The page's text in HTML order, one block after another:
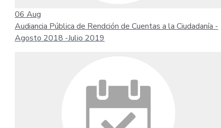
06 Aug
Audiancia Pública de Rendción de Cuentas a la Ciudadanía -
Agosto 2018 -Julio 2019